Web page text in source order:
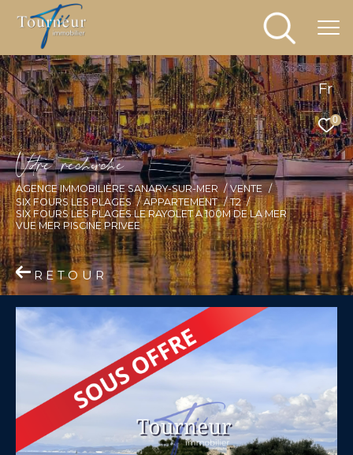
Fr
0
Vore recece
AGENCE IMMOBILIÈRE SANARY-SUR-MER
VENTE
SIX FOURS LES PLAGES
APPARTEMENT
T2
SIX FOURS LES PLAGES LE RAYOLET A 100M DE LA MER
VUE MER PISCINE PRIVEE
RETOUR